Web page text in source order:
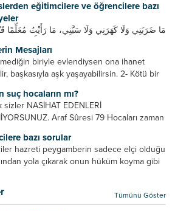
yapmaktır. Peygamber efendimiz de ticaret
Hz. Hatice...
eğitimcilere ve öğrencilere bazı
مَا ضَرَبَنِي وَلَا كَهَرَنِي وَلَا سَبَّنِي، مَا رَأَيْتُ مُعَلِّمًا
beni dövmedi, azarlamadı ve bana
Ben ne ondan önce...
Mesajları
biriyle evlendiysen ona ihanet
başkasıyla aşk yaşayabilirsin. 2- Kötü bir
kişi başkasıyla evlendiyse onların
bozmalısın. 4- Hiçbir dizide...
suç hocaların mı?
sizler NASİHAT EDENLERİ
Araf Sûresi 79 Hocaları zaman
hususunda bazen açık bazen gizli
bulunmuşuzdur. Örneğin hocalarda
gereken hususları sıralar ve...
bazı sorular
hazreti peygamberin sadece elçi olduğu
yola çıkarak onun hüküm koyma gibi
yaptığı makam adına teşri yapamaz. Sadece
manasından...
Tümünü Göster